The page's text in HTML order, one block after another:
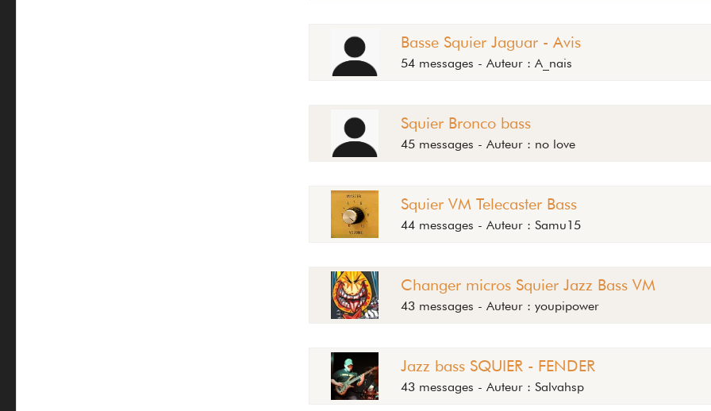
Basse Squier Jaguar - Avis
54 messages - Auteur : A_nais
Squier Bronco bass
45 messages - Auteur : no love
Squier VM Telecaster Bass
44 messages - Auteur : Samu15
Changer micros Squier Jazz Bass VM
43 messages - Auteur : youpipower
Jazz bass SQUIER - FENDER
43 messages - Auteur : Salvahsp